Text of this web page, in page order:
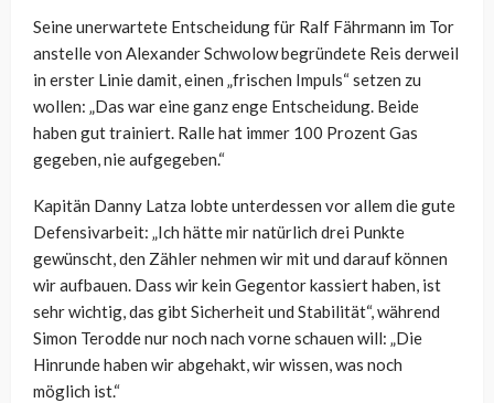
Seine unerwartete Entscheidung für Ralf Fährmann im Tor
anstelle von Alexander Schwolow begründete Reis derweil
in erster Linie damit, einen „frischen Impuls“ setzen zu
wollen: „Das war eine ganz enge Entscheidung. Beide
haben gut trainiert. Ralle hat immer 100 Prozent Gas
gegeben, nie aufgegeben.“
Kapitän Danny Latza lobte unterdessen vor allem die gute
Defensivarbeit: „Ich hätte mir natürlich drei Punkte
gewünscht, den Zähler nehmen wir mit und darauf können
wir aufbauen. Dass wir kein Gegentor kassiert haben, ist
sehr wichtig, das gibt Sicherheit und Stabilität“, während
Simon Terodde nur noch nach vorne schauen will: „Die
Hinrunde haben wir abgehakt, wir wissen, was noch
möglich ist.“